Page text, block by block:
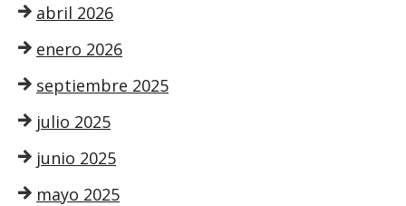
abril 2026
enero 2026
septiembre 2025
julio 2025
junio 2025
mayo 2025